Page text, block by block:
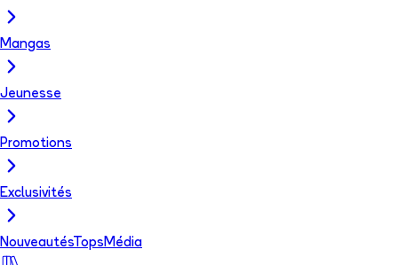
Mangas
Jeunesse
Promotions
Exclusivités
NouveautésTops Média